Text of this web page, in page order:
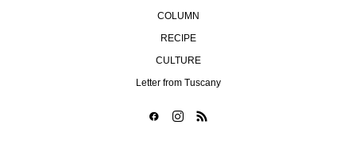
COLUMN
RECIPE
CULTURE
Letter from Tuscany